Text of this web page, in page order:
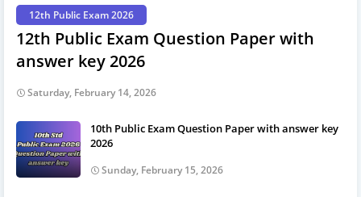
12th Public Exam 2026
12th Public Exam Question Paper with
answer key 2026
Saturday, February 14, 2026
10th Public Exam Question Paper with answer key
2026
Sunday, February 15, 2026